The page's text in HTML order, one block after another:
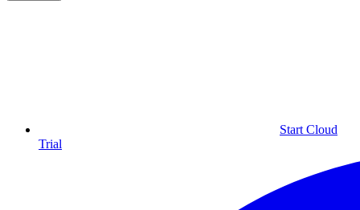
Start Cloud
Trial